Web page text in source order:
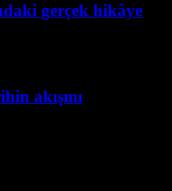
gerçek hikâye
akışını